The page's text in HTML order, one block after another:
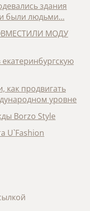
здания
были людьми…
МОДУ
как продвигать
уровне
Borzo Style
U`Fashion